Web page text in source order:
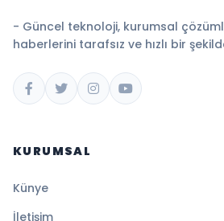
- Güncel teknoloji, kurumsal
haberlerini tarafsız ve hızlı bir
KURUMSAL
Künye
İletişim